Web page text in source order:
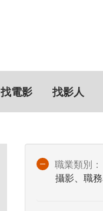
找電影 找影人
職業類別：
攝影、職